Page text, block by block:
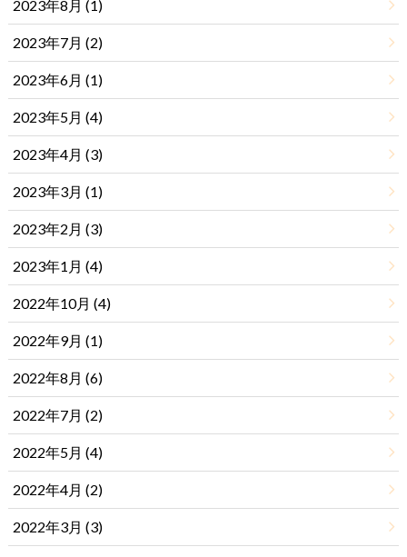
2023年8月 (1)
2023年7月 (2)
2023年6月 (1)
2023年5月 (4)
2023年4月 (3)
2023年3月 (1)
2023年2月 (3)
2023年1月 (4)
2022年10月 (4)
2022年9月 (1)
2022年8月 (6)
2022年7月 (2)
2022年5月 (4)
2022年4月 (2)
2022年3月 (3)